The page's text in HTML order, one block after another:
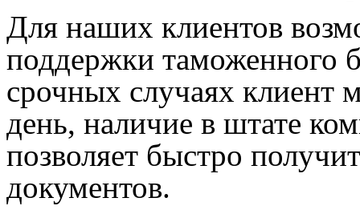
Для наших клиентов
поддержки таможенного
срочных случаях клиент
день, наличие в штате
позволяет быстро
документов.